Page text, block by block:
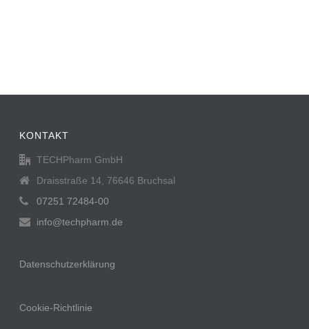
KONTAKT
TECHPharm GmbH
Draisstraße 14, 76646 Bruchsal
07251 72484-00
info@techpharm.de
Datenschutzerklärung
Cookie-Richtlinie